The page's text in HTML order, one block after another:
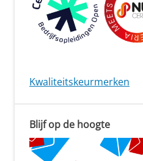
Kwaliteitskeurmerken
Blijf op de hoogte